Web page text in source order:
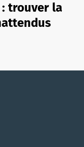
trouver la